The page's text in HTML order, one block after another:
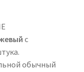
с
обычный